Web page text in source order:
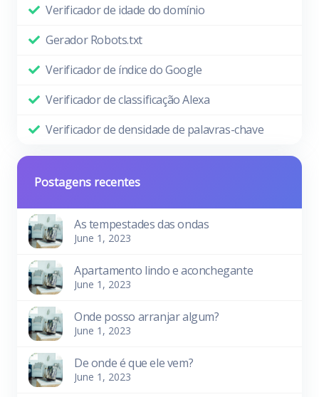
Verificador de idade do domínio
Gerador Robots.txt
Verificador de índice do Google
Verificador de classificação Alexa
Verificador de densidade de palavras-chave
Postagens recentes
As tempestades das ondas
June 1, 2023
Apartamento lindo e aconchegante
June 1, 2023
Onde posso arranjar algum?
June 1, 2023
De onde é que ele vem?
June 1, 2023